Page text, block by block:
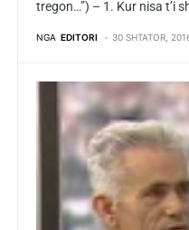
tregon…”) – 1. Kur nisa t’i
NGA EDITORI 30 SHTATOR,